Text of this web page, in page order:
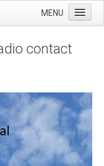
MENU
contact